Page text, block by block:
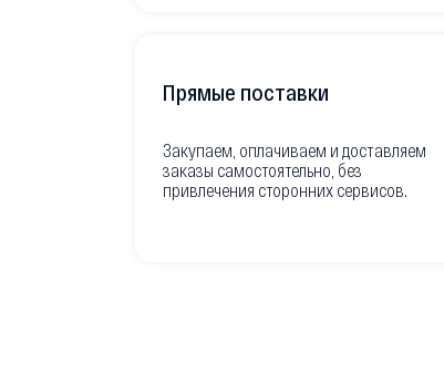
Прямые поставки
Закупаем, оплачиваем и доставляем
заказы самостоятельно, без
привлечения сторонних сервисов.